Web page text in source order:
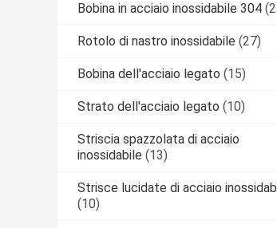
Bobina in acciaio inossidabile 304
Rotolo di nastro inossidabile (27)
Bobina dell'acciaio legato (15)
Strato dell'acciaio legato (10)
Striscia spazzolata di acciaio
inossidabile (13)
Strisce lucidate di acciaio
(10)